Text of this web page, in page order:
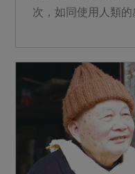
次，如同使用人類